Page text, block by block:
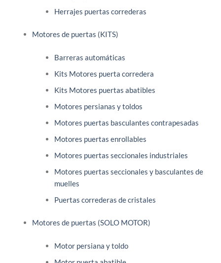
Herrajes puertas correderas
Motores de puertas (KITS)
Barreras automáticas
Kits Motores puerta corredera
Kits Motores puertas abatibles
Motores persianas y toldos
Motores puertas basculantes contrapesadas
Motores puertas enrollables
Motores puertas seccionales industriales
Motores puertas seccionales y basculantes de
muelles
Puertas correderas de cristales
Motores de puertas (SOLO MOTOR)
Motor persiana y toldo